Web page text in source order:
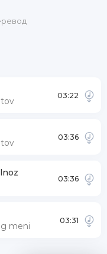
03:22
03:36
03:36
meni
03:31